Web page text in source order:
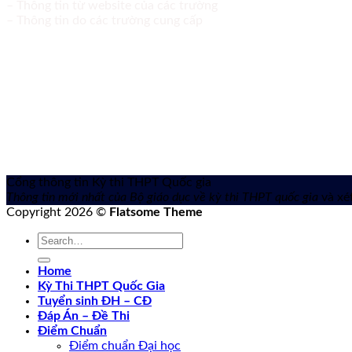
Cổng thông tin Kỳ thi THPT Quốc gia
Thông tin mới nhất của Bộ giáo dục về kỳ thi THPT quốc gia và
Copyright 2026 © Flatsome Theme
Home
Kỳ Thi THPT Quốc Gia
Tuyển sinh ĐH – CĐ
Đáp Án – Đề Thi
Điểm Chuẩn
Điểm chuẩn Đại học